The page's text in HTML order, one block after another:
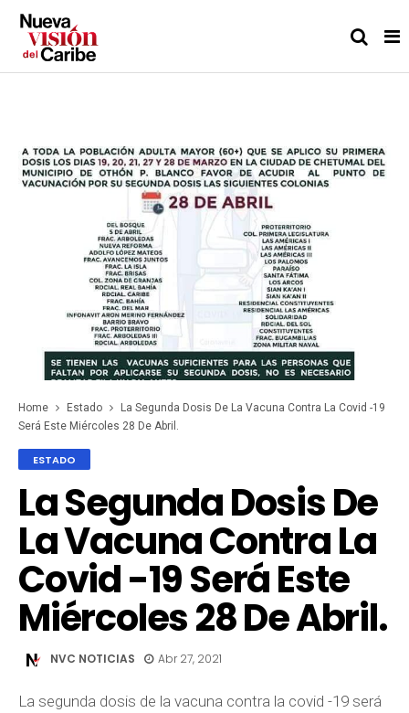
Home Estado
La Segunda Dosis De La Vacuna Contra La Covid -19
Será Este Miércoles 28 De Abril.
ESTADO
La Segunda Dosis De
La Vacuna Contra La
Covid -19 Será Este
Miércoles 28 De Abril.
NVC NOTICIAS Abr 27, 2021
La segunda dosis de la vacuna contra la covid -19 será